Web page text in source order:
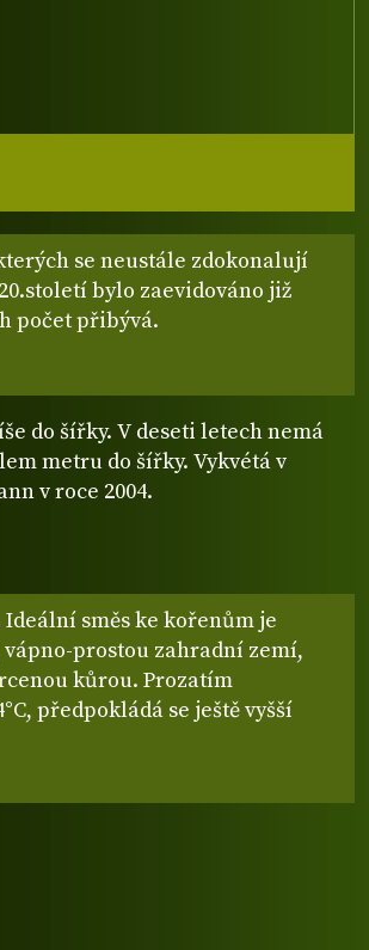
se neustále zdokonalují
bylo zaevidováno již
počet přibývá.
do šířky. V deseti letech nemá
metru do šířky. Vykvétá v
v roce 2004.
směs ke kořenům je
prostou zahradní zemí,
kůrou. Prozatím
předpokládá se ještě vyšší